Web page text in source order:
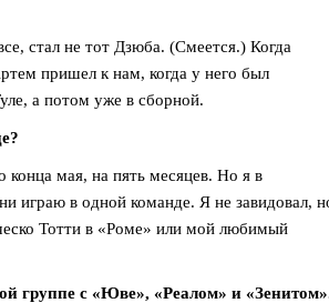
стал не тот Дзюба. (Смеется.) Когда
пришел к нам, когда у него был
а потом уже в сборной.
конца мая, на пять месяцев. Но я в
играю в одной команде. Я не завидовал,
Тотти в «Роме» или мой любимый
группе с «Юве», «Реалом» и